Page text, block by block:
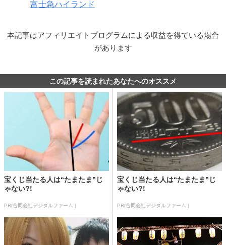
富士急ハイランド
本記事はアフィリエイトプログラムによる収益を得ている場合
があります
この記事を読まれたあなたへのオススメ
宝くじ当たる人は“たまたま”じ
ゃない?!
PR(合同会社デジタルファーム )
宝くじ当たる人は“たまたま”じ
ゃない?!
PR(合同会社デジタルファーム )